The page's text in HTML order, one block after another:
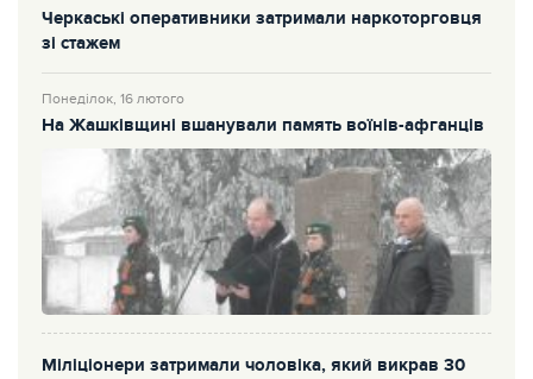
Черкаські оперативники затримали наркоторговця
зі стажем
Понеділок, 16 лютого
На Жашківщині вшанували память воїнів-афганців
Міліціонери затримали чоловіка, який викрав 30